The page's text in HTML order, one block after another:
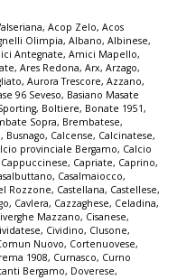
, Acop Zelo, Acos
Olimpia, Albano, Albinese,
Antegnate, Amici Mapello,
, Ares Redona, Arx, Arzago,
, Aurora Trescore, Azzano,
96 Seveso, Basiano Masate
, Boltiere, Bonate 1951,
Sopra, Brembatese,
, Busnago, Calcense, Calcinatese,
provinciale Bergamo, Calcio
Cappuccinese, Capriate, Caprino,
, Casalmaiocco,
Rozzone, Castellana, Castellese,
, Cavlera, Cazzaghese, Celadina,
Mazzano, Cisanese,
, Cividino, Clusone,
Nuovo, Cortenuovese,
1908, Curnasco, Curno
Bergamo, Doverese,